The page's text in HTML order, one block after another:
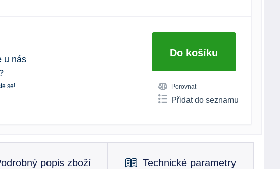
u nás
se!
Do košíku
Porovnat
Přidat do seznamu
popis zboží Technické parametry